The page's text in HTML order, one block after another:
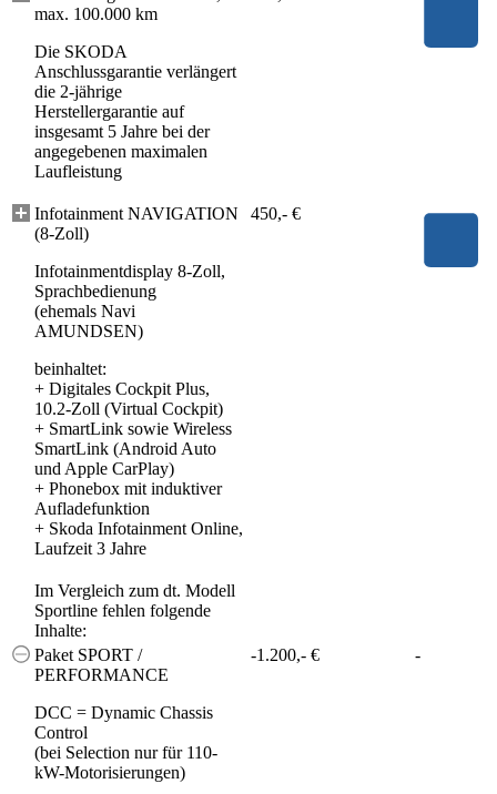
max. 100.000 km
Die SKODA
Anschlussgarantie verlängert
die 2-jährige
Herstellergarantie auf
insgesamt 5 Jahre bei der
angegebenen maximalen
Laufleistung
Infotainment NAVIGATION
(8-Zoll)
Infotainmentdisplay 8-Zoll,
Sprachbedienung
(ehemals Navi
AMUNDSEN)
beinhaltet:
+ Digitales Cockpit Plus,
10.2-Zoll (Virtual Cockpit)
+ SmartLink sowie Wireless
SmartLink (Android Auto
und Apple CarPlay)
+ Phonebox mit induktiver
Aufladefunktion
+ Skoda Infotainment Online,
Laufzeit 3 Jahre
450,- €
Im Vergleich zum dt. Modell
Sportline fehlen folgende
Inhalte:
Paket SPORT /
PERFORMANCE
DCC = Dynamic Chassis
Control
(bei Selection nur für 110-
kW-Motorisierungen)
-1.200,- € -